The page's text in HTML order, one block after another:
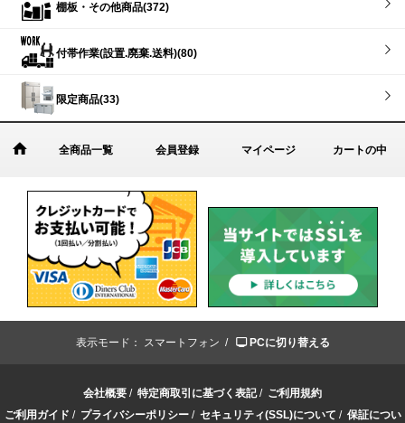
棚板・その他商品(372)
付帯作業(設置.廃棄.送料)(80)
限定商品(33)
全商品一覧 会員登録 マイページ カートの中
表示モード： スマートフォン / PCに切り替える
会社概要 / 特定商取引に基づく表記/ ご利用規約
ご利用ガイド / プライバシーポリシー/ セキュリティ(SSL)について / 保証につい